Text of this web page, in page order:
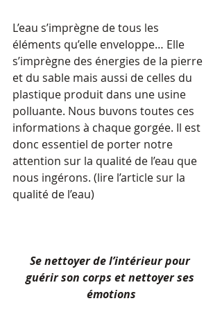
L’eau s’imprègne de tous les
éléments qu’elle enveloppe… Elle
s’imprègne des énergies de la pierre
et du sable mais aussi de celles du
plastique produit dans une usine
polluante. Nous buvons toutes ces
informations à chaque gorgée. Il est
donc essentiel de porter notre
attention sur la qualité de l’eau que
nous ingérons. (lire l’article sur la
qualité de l’eau)
Se nettoyer de l’intérieur pour
guérir son corps et nettoyer ses
émotions